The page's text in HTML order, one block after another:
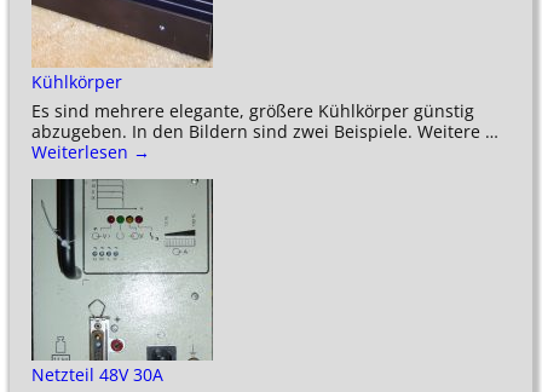
Kühlkörper
Es sind mehrere elegante, größere Kühlkörper günstig
abzugeben. In den Bildern sind zwei Beispiele. Weitere …
Weiterlesen →
Netzteil 48V 30A